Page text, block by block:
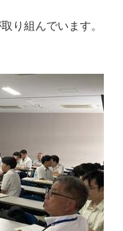
り組んでいます。